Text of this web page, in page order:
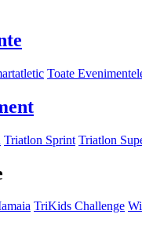
Toate
Triatlon Sprint Triatlon
TriKids Challenge